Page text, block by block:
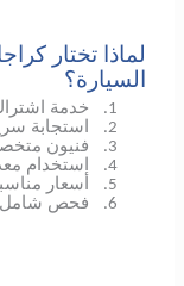
لماذا تختار
السيارة؟
1. خدمة اشتراك
2. استجابة
3. فنيون
4. استخدام
5. أسعار
6. فحص شامل